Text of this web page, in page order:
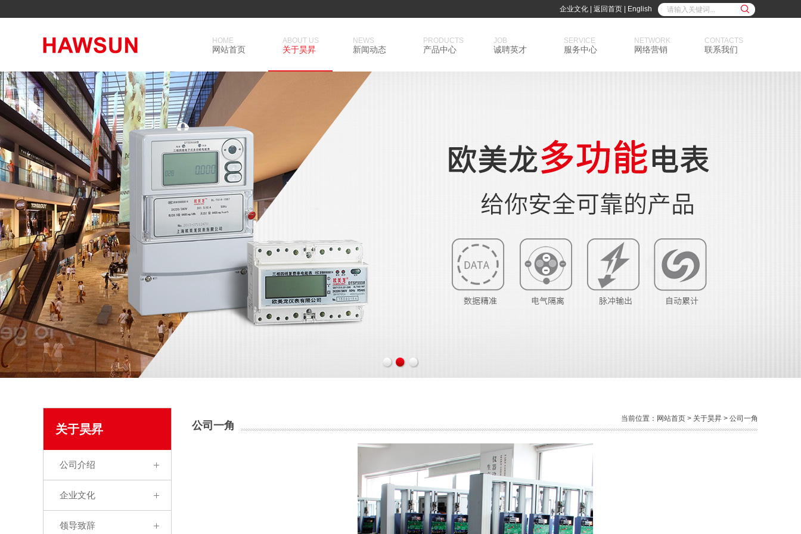
企业文化 返回首页 English
HOME
网站首页
ABOUT US
关于昊昇
NEWS
新闻动态
PRODUCTS
产品中心
JOB
诚聘英才
SERVICE
服务中心
NETWORK
网络营销
CONTACTS
联系我们
关于昊昇
公司介绍
企业文化
领导致辞
公司一角
当前位置： 网站首页 > 关于昊昇 > 公司一角